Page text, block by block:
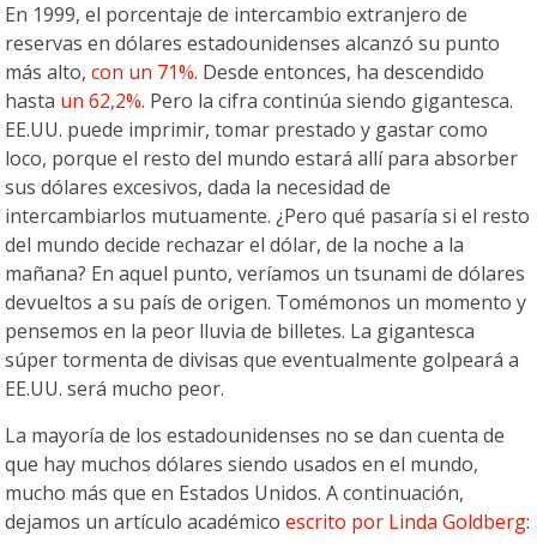
En 1999, el porcentaje de intercambio extranjero de
reservas en dólares estadounidenses alcanzó su punto
más alto,con un 71%. Desde entonces, ha descendido
hasta un 62,2%. Pero la cifra continúa siendo gigantesca.
EE.UU. puede imprimir, tomar prestado y gastar como
loco, porque el resto del mundo estará allí para absorber
sus dólares excesivos, dada la necesidad de
intercambiarlos mutuamente. ¿Pero qué pasaría si el resto
del mundo decide rechazar el dólar, de la noche a la
mañana? En aquel punto, veríamos un tsunami de dólares
devueltos a su país de origen. Tomémonos un momento y
pensemos en la peor lluvia de billetes. La gigantesca
súper tormenta de divisas que eventualmente golpeará a
EE.UU. será mucho peor.
La mayoría de los estadounidenses no se dan cuenta de
que hay muchos dólares siendo usados en el mundo,
mucho más que en Estados Unidos. A continuación,
dejamos un artículo académicoescrito por Linda Goldberg: